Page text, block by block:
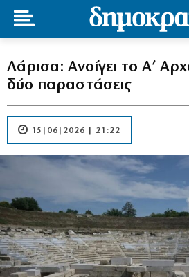
Λάρισα: Ανοίγει το Α’
δύο παραστάσεις
15|06|2026 | 21:22